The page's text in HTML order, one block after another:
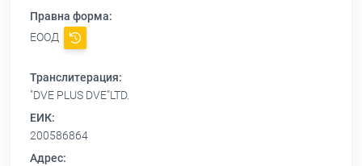
Правна форма:
ЕООД
Транслитерация:
"DVE PLUS DVE"LTD.
ЕИК:
200586864
Адрес: